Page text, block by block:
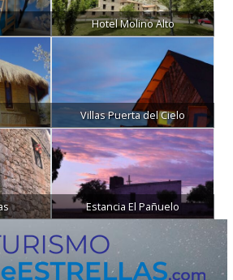
Hotel Molino Alto
Villas Puerta del Cielo
Estancia El Pañuelo